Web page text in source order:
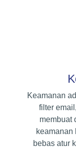
Keamanan
filter
membuat
keamanan
bebas atur